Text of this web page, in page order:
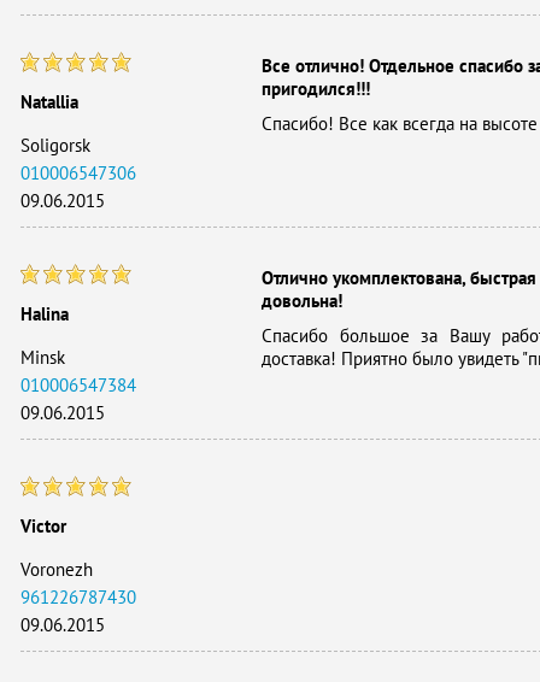
Natallia
Soligorsk
010006547306
09.06.2015
Все отлично! Отдельное спасибо
пригодился!!!
Спасибо! Все как всегда на
Halina
Minsk
010006547384
09.06.2015
Отлично укомплектована,
довольна!
Спасибо большое за Вашу
доставка! Приятно было увидеть
Victor
Voronezh
961226787430
09.06.2015